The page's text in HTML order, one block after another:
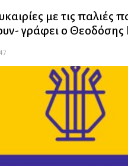
με τις παλιές
γράφει ο Θεοδόσης